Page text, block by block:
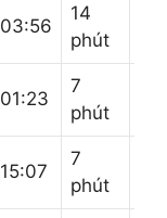
03:56
14
phút
01:23
7
phút
15:07
7
phút